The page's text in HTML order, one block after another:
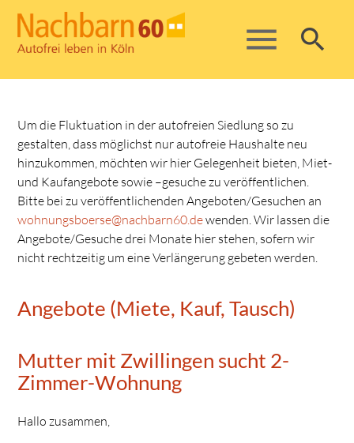
menu search
Suchbegriffe
Um die Fluktuation in der autofreien Siedlung so zu
gestalten, dass möglichst nur autofreie Haushalte neu
hinzukommen, möchten wir hier Gelegenheit bieten, Miet-
und Kaufangebote sowie –gesuche zu veröffentlichen.
Bitte bei zu veröffentlichenden Angeboten/Gesuchen an
wohnungsboerse@nachbarn60.dewenden. Wir lassen die
Angebote/Gesuche drei Monate hier stehen, sofern wir
nicht rechtzeitig um eine Verlängerung gebeten werden.
Angebote (Miete, Kauf, Tausch)
Mutter mit Zwillingen sucht 2-
Zimmer-Wohnung
Hallo zusammen,